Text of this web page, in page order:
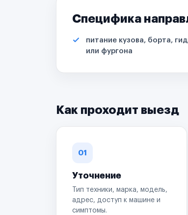
Специфика
питание кузова, борта,
или фургона
Как проходит выезд
01
Уточнение
Тип техники, марка, модель,
адрес, доступ к машине и
симптомы.